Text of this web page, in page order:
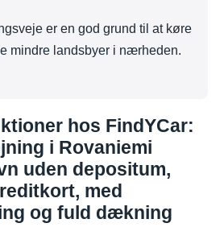
er en god grund til at køre
mindre landsbyer i nærheden.
hos FindYCar:
i Rovaniemi
uden depositum,
med
og fuld dækning